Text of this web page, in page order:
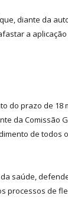
diante da
a
do prazo de
da
de
saúde,
de